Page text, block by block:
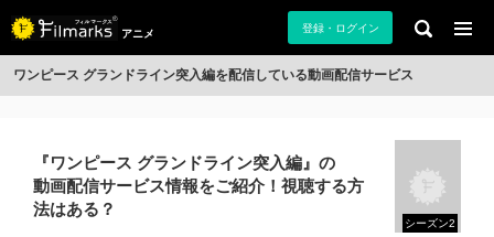
アニメ 登録・ログイン
ワンピース グランドライン突入編を配信している動画配信サービス
『ワンピース グランドライン突入編』の
動画配信サービス情報をご紹介！視聴する方
法はある？
シーズン2